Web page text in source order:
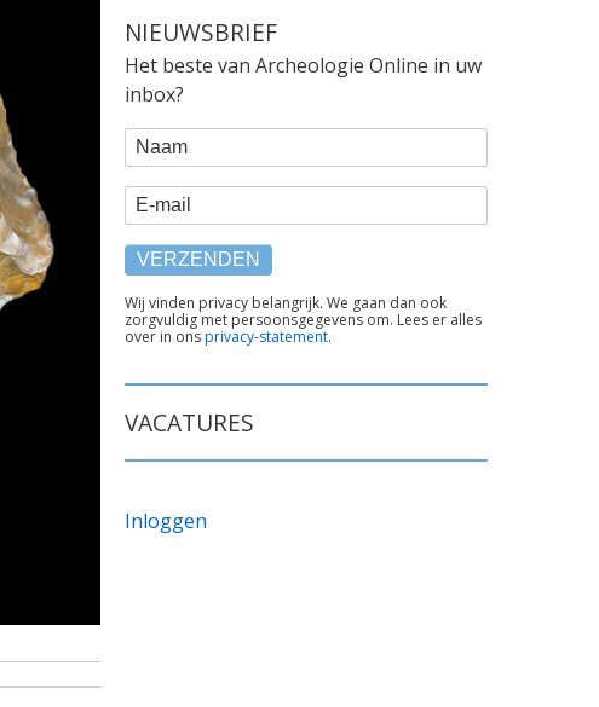
NIEUWSBRIEF
Het beste van Archeologie Online in uw
inbox?
WEBFORM
Naam
E-mail
TEKST
ONDER
FORMULIER
Wij vinden privacy belangrijk. We gaan dan ook
zorgvuldig met persoonsgegevens om. Lees er alles
over in onsprivacy-statement.
VACATURES
Inloggen